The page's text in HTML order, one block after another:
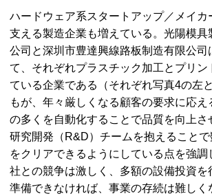
ハードウェア系スタートアップ／メイカ
支える製造企業も増えている。光陽模具
公司と深圳市豊達興線路板制造有限公司
て、それぞれプラスチック加工とプリン
ている企業である（それぞれ写真4の左
もが、年々厳しくなる顧客の要求に応え
の多くを自動化することで品質を向上さ
研究開発（ R&D）チームを抱えること
をクリアできるようにしている点を強
社との競争は激しく、多額の設備投資を
準備できなければ、事業の存続は難しく